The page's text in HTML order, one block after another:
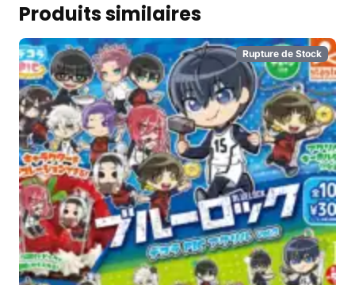
Produits similaires
Rupture de Stock